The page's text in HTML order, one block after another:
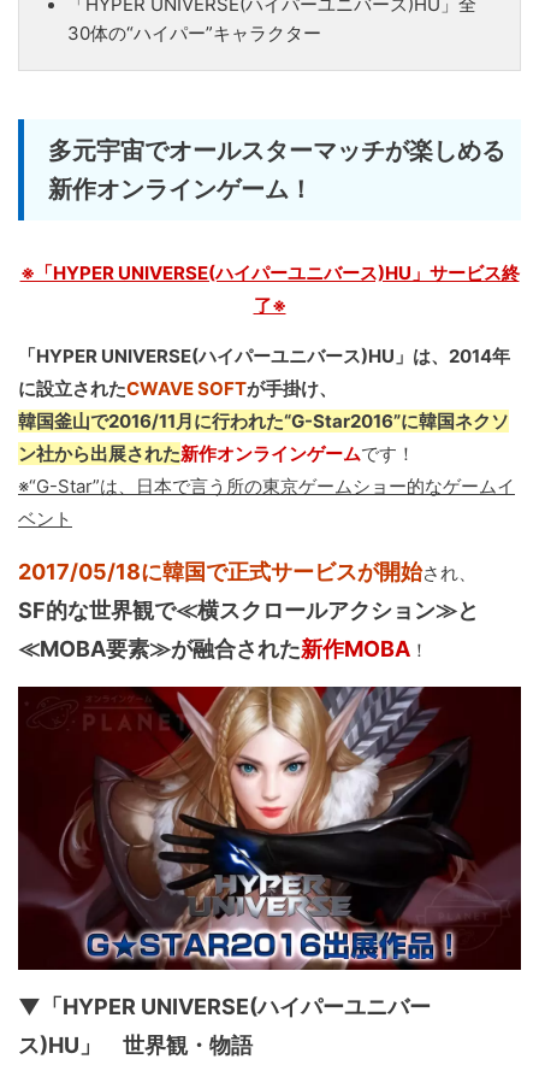
「HYPER UNIVERSE(ハイパーユニバース)HU」全
30体の“ハイパー”キャラクター
多元宇宙でオールスターマッチが楽しめる
新作オンラインゲーム！
※「HYPER UNIVERSE(ハイパーユニバース)HU」サービス終
了※
「HYPER UNIVERSE(ハイパーユニバース)HU」は、2014年
に設立されたCWAVE SOFTが手掛け、
韓国釜山で2016/11月に行われた“G-Star2016”に韓国ネクソ
ン社から出展された新作オンラインゲームです！
※“G-Star”は、日本で言う所の東京ゲームショー的なゲームイ
ベント
2017/05/18に韓国で正式サービスが開始され、
SF的な世界観で≪横スクロールアクション≫と
≪MOBA要素≫が融合された新作MOBA ！
▼「HYPER UNIVERSE(ハイパーユニバー
ス)HU」 世界観・物語